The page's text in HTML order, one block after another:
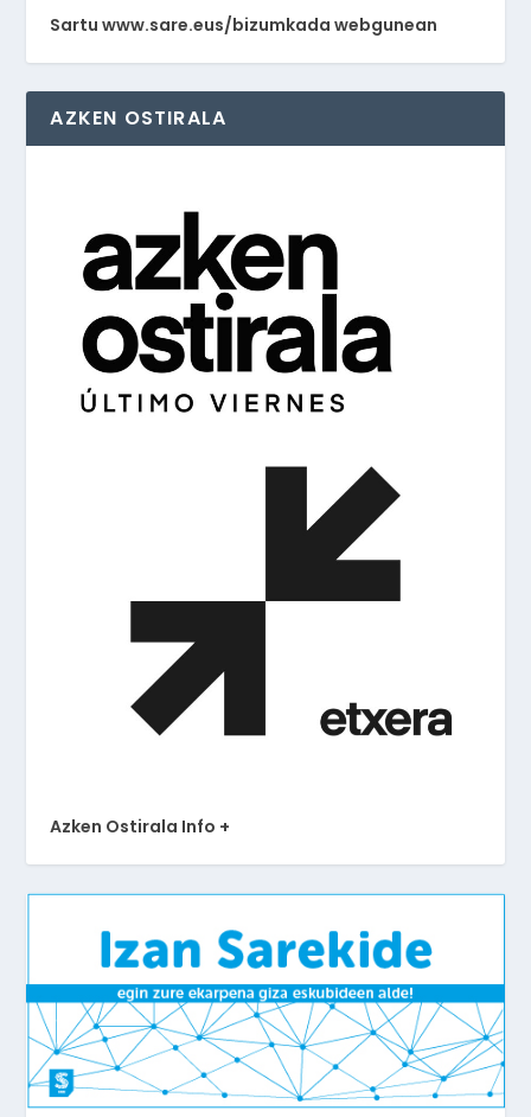
Sartu www.sare.eus/bizumkada webgunean
AZKEN OSTIRALA
Azken Ostirala Info +